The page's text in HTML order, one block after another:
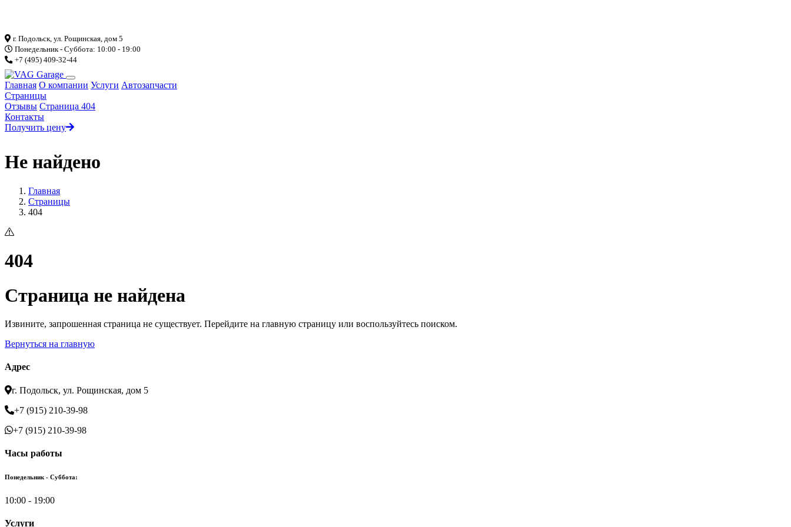
г. Подольск, ул. Рощинская, дом 5
Понедельник - Суббота: 10:00 - 19:00
+7 (495) 409-32-44
Главная О компании Услуги Автозапчасти
Страницы
Отзывы Страница 404
Контакты
Получить цену
Не найдено
Главная
Страницы
404
404
Страница не найдена
Извините, запрошенная страница не существует. Перейдите на главную страницу или воспользуйтесь поиском.
Вернуться на главную
Адрес
г. Подольск, ул. Рощинская, дом 5
+7 (915) 210-39-98
+7 (915) 210-39-98
Часы работы
Понедельник - Суббота:
10:00 - 19:00
Услуги